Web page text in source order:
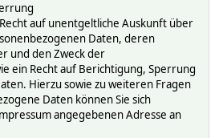
auf unentgeltliche Auskunft über
Daten, deren
und den Zweck der
ein Recht auf Berichtigung, Sperrung
Hierzu sowie zu weiteren Fragen
Daten können Sie sich
angegebenen Adresse an